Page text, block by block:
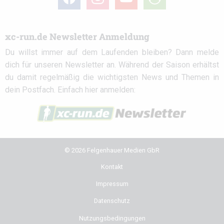
circle
xc-run.de Newsletter Anmeldung
Du willst immer auf dem Laufenden bleiben? Dann melde
dich für unseren Newsletter an. Während der Saison erhältst
du damit regelmäßig die wichtigsten News und Themen in
dein Postfach. Einfach hier anmelden:
© 2026 Felgenhauer Medien GbR
Kontakt
Impressum
Datenschutz
Nutzungsbedingungen